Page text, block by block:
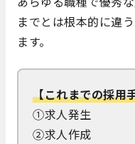
までとは根本的に違
ます。
【これまでの採用
①求人発生
②求人作成